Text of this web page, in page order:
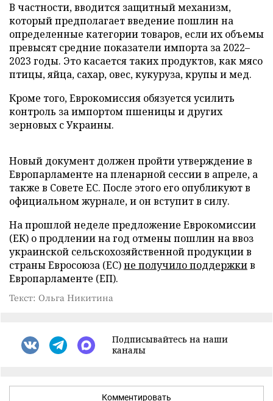
В частности, вводится защитный механизм,
который предполагает введение пошлин на
определенные категории товаров, если их объемы
превысят средние показатели импорта за 2022–
2023 годы. Это касается таких продуктов, как мясо
птицы, яйца, сахар, овес, кукуруза, крупы и мед.
Кроме того, Еврокомиссия обязуется усилить
контроль за импортом пшеницы и других
зерновых с Украины.
Новый документ должен пройти утверждение в
Европарламенте на пленарной сессии в апреле, а
также в Совете ЕС. После этого его опубликуют в
официальном журнале, и он вступит в силу.
На прошлой неделе предложение Еврокомиссии
(ЕК) о продлении на год отмены пошлин на ввоз
украинской сельскохозяйственной продукции в
страны Евросоюза (ЕС)не получило поддержкив
Европарламенте (ЕП).
Текст: Ольга Никитина
Подписывайтесь на наши
каналы
Комментировать